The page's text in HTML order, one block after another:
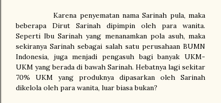
Karena penyematan nama Sarinah pula, maka
beberapa Dirut Sarinah dipimpin oleh para wanita.
Seperti Ibu Sarinah yang menanamkan pola asuh, maka
sekiranya Sarinah sebagai salah satu perusahaan BUMN
Indonesia, juga menjadi pengasuh bagi banyak UKM-
UKM yang berada di bawah Sarinah. Hebatnya lagi sekitar
70% UKM yang produknya dipasarkan oleh Sarinah
dikelola oleh para wanita, luar biasa bukan?